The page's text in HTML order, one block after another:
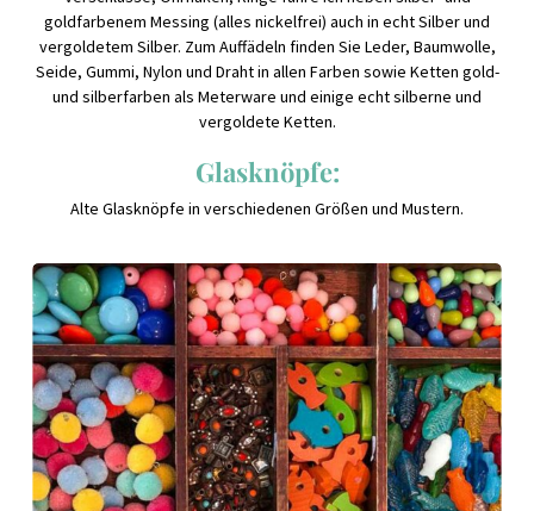
goldfarbenem Messing (alles nickelfrei) auch in echt Silber und
vergoldetem Silber. Zum Auffädeln finden Sie Leder, Baumwolle,
Seide, Gummi, Nylon und Draht in allen Farben sowie Ketten gold-
und silberfarben als Meterware und einige echt silberne und
vergoldete Ketten.
Glasknöpfe:
Alte Glasknöpfe in verschiedenen Größen und Mustern.